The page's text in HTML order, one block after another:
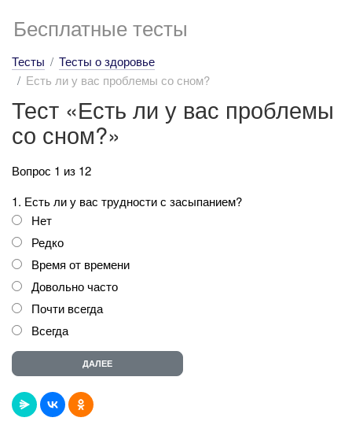
Бесплатные тесты
Тесты
Тесты о здоровье
Есть ли у вас проблемы со сном?
Тест «Есть ли у вас проблемы
со сном?»
Вопрос 1 из 12
1. Есть ли у вас трудности с засыпанием?
Нет
Редко
Время от времени
Довольно часто
Почти всегда
Всегда